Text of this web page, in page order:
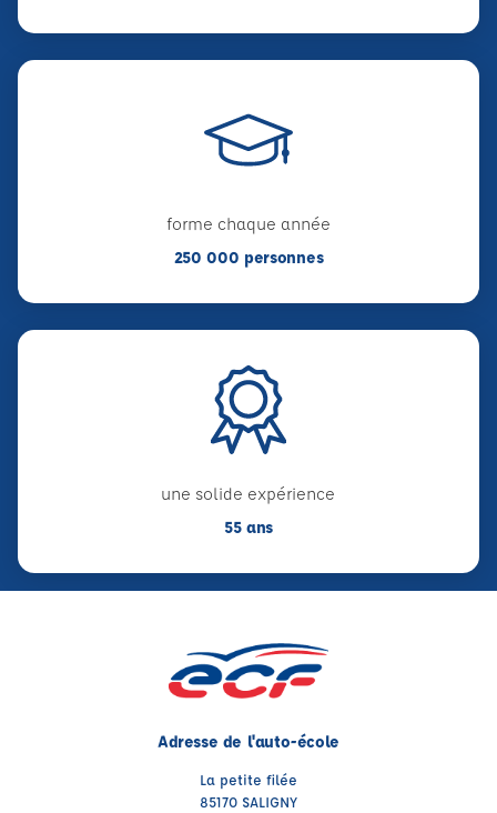
forme chaque année
250 000 personnes
une solide expérience
55 ans
Adresse de l'auto-école
La petite filée
85170 SALIGNY